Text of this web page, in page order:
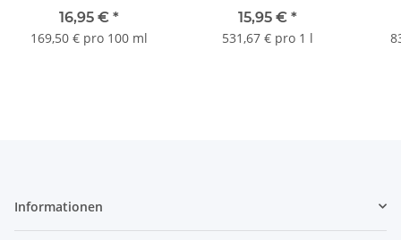
16,95 € *
169,50 € pro 100 ml
15,95 € *
531,67 € pro 1 l
Informationen